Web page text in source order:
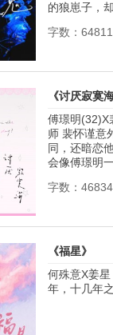
的狼崽子，
字数：
《讨厌寂寞海
傅璟明(32)X
师 裴怀谨意
同，还暗恋
会像傅璟明
字数：
《福星》
何殊意X姜
年，十几年